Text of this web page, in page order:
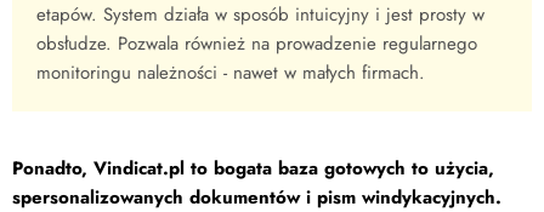
etapów. System działa w sposób intuicyjny i jest prosty w
obsłudze. Pozwala również na prowadzenie regularnego
monitoringu należności - nawet w małych firmach.
Ponadto, Vindicat.pl to bogata baza gotowych to użycia,
spersonalizowanych dokumentów i pism windykacyjnych.